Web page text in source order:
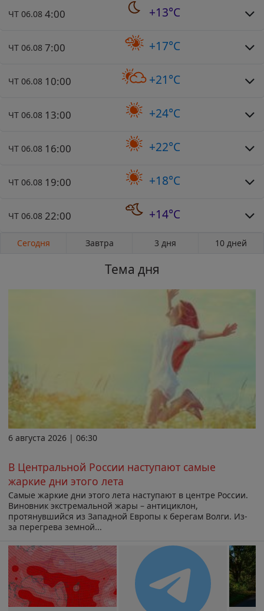
ЧТ 06.08 4:00 +13°C
ЧТ 06.08 7:00 +17°C
ЧТ 06.08 10:00 +21°C
ЧТ 06.08 13:00 +24°C
ЧТ 06.08 16:00 +22°C
ЧТ 06.08 19:00 +18°C
ЧТ 06.08 22:00 +14°C
Сегодня Завтра 3 дня 10 дней
Тема дня
6 августа 2026 | 06:30
В Центральной России наступают самые
жаркие дни этого лета
Самые жаркие дни этого лета наступают в центре России.
Виновник экстремальной жары – антициклон,
протянувшийся из Западной Европы к берегам Волги. Из-
за перегрева земной...